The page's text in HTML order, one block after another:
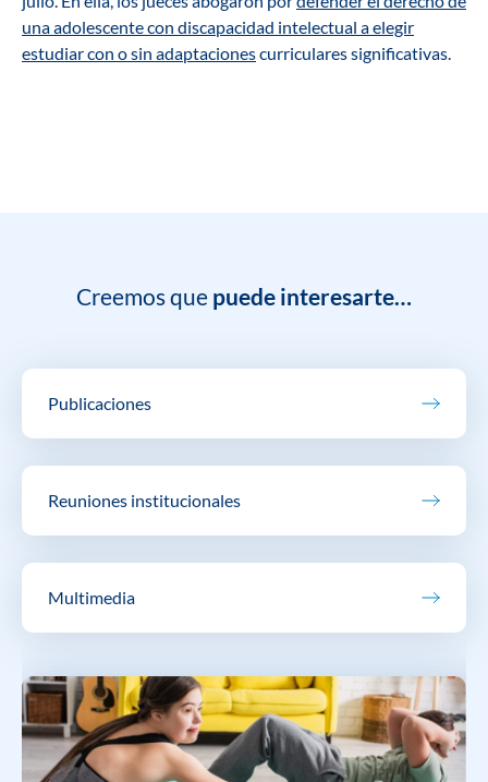
una adolescente con discapacidad intelectual a elegir
estudiar con o sin adaptacionescurriculares significativas.
Creemos que puede interesarte…
Publicaciones
Reuniones institucionales
Multimedia